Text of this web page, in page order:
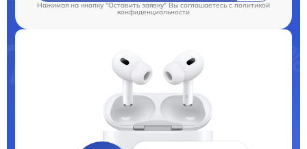
Нажимая на кнопку "Оставить заявку" Вы соглашаетесь cполитикой
конфиденциальности